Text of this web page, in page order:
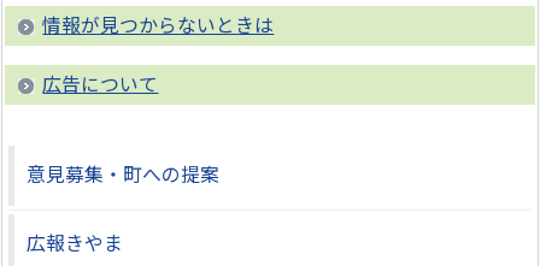
情報が見つからないときは
広告について
意見募集・町への提案
広報きやま